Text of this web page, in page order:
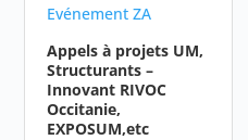
Evénement ZA
Appels à projets UM,
Structurants –
Innovant RIVOC
Occitanie,
EXPOSUM,etc